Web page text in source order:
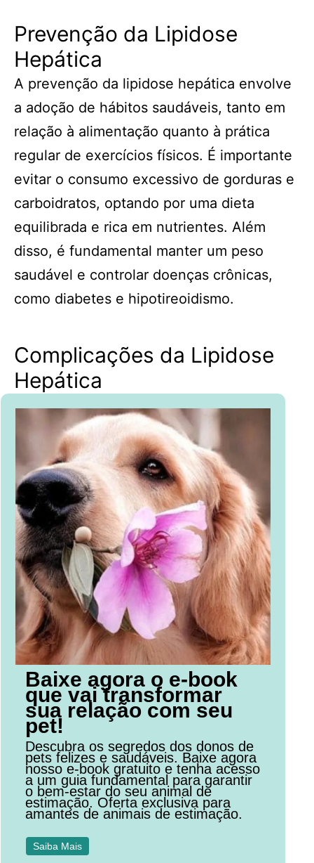
Prevenção da Lipidose
Hepática
A prevenção da lipidose hepática envolve
a adoção de hábitos saudáveis, tanto em
relação à alimentação quanto à prática
regular de exercícios físicos. É importante
evitar o consumo excessivo de gorduras e
carboidratos, optando por uma dieta
equilibrada e rica em nutrientes. Além
disso, é fundamental manter um peso
saudável e controlar doenças crônicas,
como diabetes e hipotireoidismo.
Complicações da Lipidose
Hepática
Baixe agora o e-book
que vai transformar
sua relação com seu
pet!
Descubra os segredos dos donos de
pets felizes e saudáveis. Baixe agora
nosso e-book gratuito e tenha acesso
a um guia fundamental para garantir
o bem-estar do seu animal de
estimação. Oferta exclusiva para
amantes de animais de estimação.
Saiba Mais